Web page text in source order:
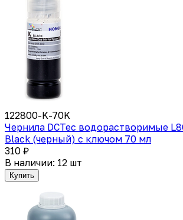
122800-K-70K
Чернила DCTec водорастворимые
Black (черный) с ключом 70 мл
310 ₽
В наличии: 12 шт
Купить